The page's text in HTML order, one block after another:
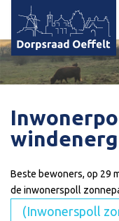
Beste bewoners, op 29
de inwonerspoll
(Inwonerspoll